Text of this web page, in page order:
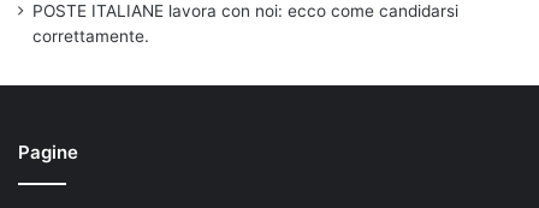
POSTE ITALIANE lavora con noi: ecco come candidarsi
correttamente.
Pagine